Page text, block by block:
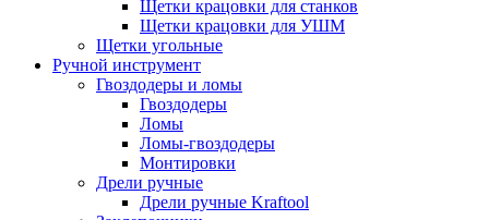
Щетки крацовки для станков
Щетки крацовки для УШМ
Щетки угольные
Ручной инструмент
Гвоздодеры и ломы
Гвоздодеры
Ломы
Ломы-гвоздодеры
Монтировки
Дрели ручные
Дрели ручные Kraftool